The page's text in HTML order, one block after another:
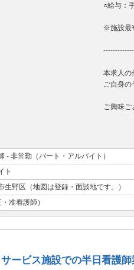
○給与：
※施設最
本求人の
ご自身の
ご興味ご
- 非常勤（パート・アルバイト）
ト
生野区（地図は登録・面談地です。）
准看護師）
ービス施設での半日看護